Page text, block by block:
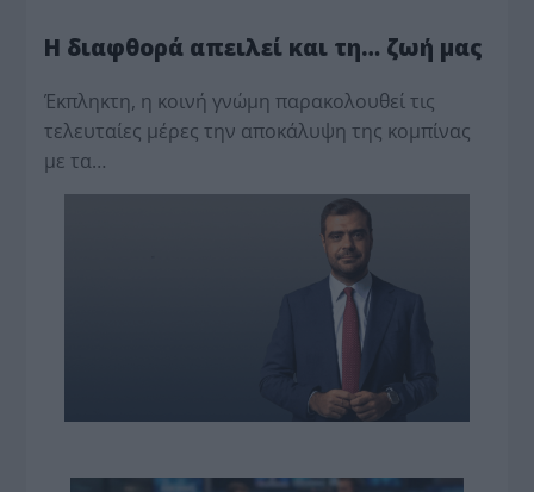
Η διαφθορά απειλεί και τη… ζωή μας
Έκπληκτη, η κοινή γνώμη παρακολουθεί τις
τελευταίες μέρες την αποκάλυψη της κο­μπίνας
με τα…